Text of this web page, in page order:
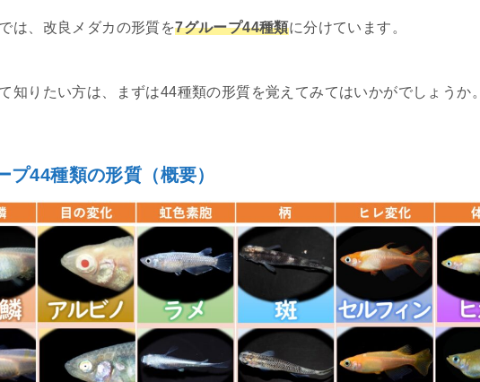
は、改良メダカの形質を7グループ44種類に分けています。
知りたい方は、まずは44種類の形質を覚えてみてはいかがでしょうか。
44種類の形質（概要）